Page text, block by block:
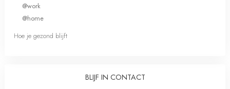
@work
@home
Hoe je gezond blijft
BLIJF IN CONTACT